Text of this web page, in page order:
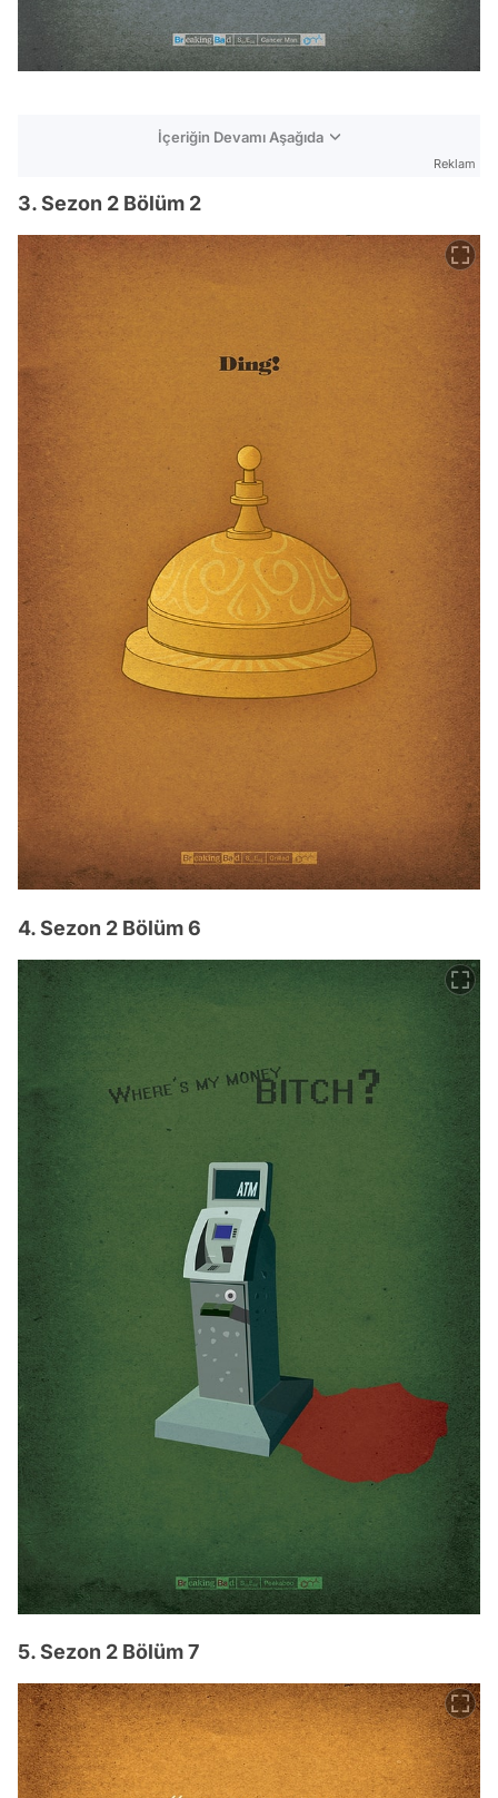
İçeriğin Devamı Aşağıda
Reklam
3. Sezon 2 Bölüm 2
4. Sezon 2 Bölüm 6
5. Sezon 2 Bölüm 7